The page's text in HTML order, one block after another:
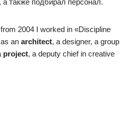
а также подбирал персонал.
2004 I worked in «Discipline
an architect, a designer, a group
project, a deputy chief in creative